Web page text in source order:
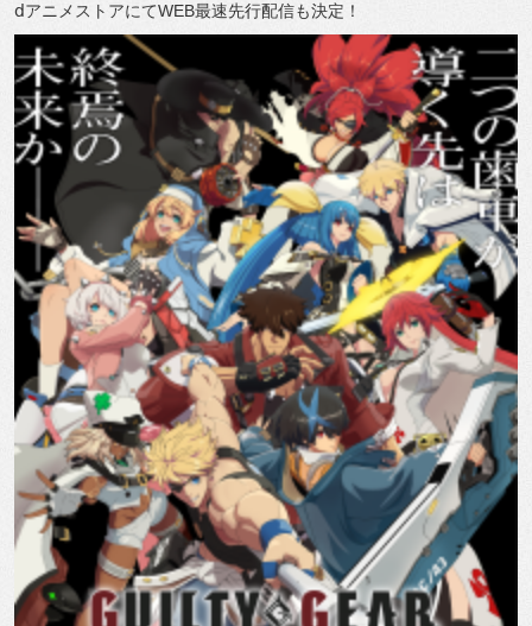
ⅾアニメストアにてWEB最速先行配信も決定！